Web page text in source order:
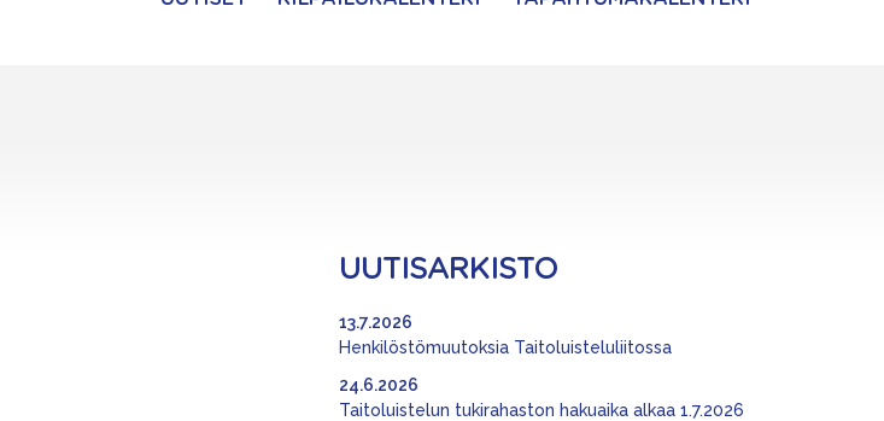
UUTISARKISTO
Henkilöstömuutoksia Taitoluisteluliitossa
13.7.2026
Taitoluistelun tukirahaston hakuaika alkaa 1.7.2026
24.6.2026